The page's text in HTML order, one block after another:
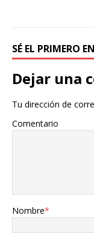
SÉ EL PRIMERO
Dejar una
Tu dirección de
Comentario
Nombre*